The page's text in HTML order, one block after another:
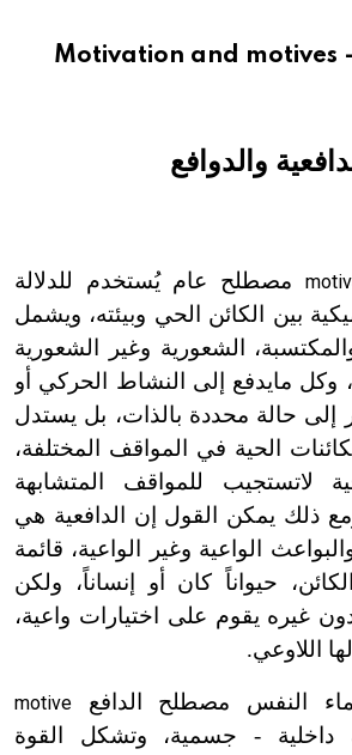
العربية تطلق موسوعات جديدة في عام 2026
Motivation and motives
والدوافع
مصطلح عام يُستخدم للدلالة
بين الكائن الحي وبيئته، ويشمل
الشعورية وغير الشعورية
وكل مايدفع إلى النشاط الحركي أو
إلى حالة محددة بالذات، بل يستدل
الحية في المواقف المختلفة،
لاتستجيب للمواقف المتشابهة
ذلك يمكن القول إن الدافعية هي
الواعية وغير الواعية، قائمة
حيواناً كان أو إنساناً، ولكن
غيره يقوم على اختيارات واعية،
اللاوعي.
النفس مصطلح الدافع motive
داخلية -جسمية، وتشكل القوة